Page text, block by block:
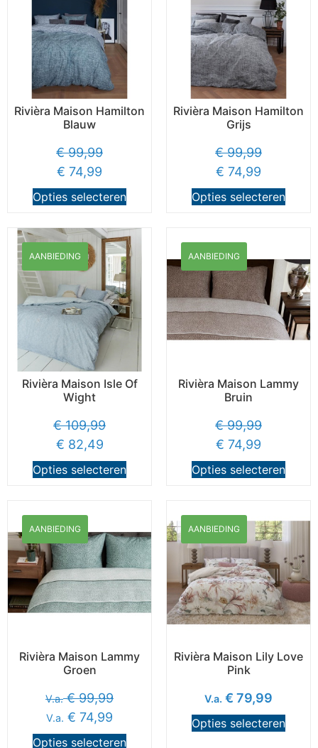
Rivièra Maison Hamilton
Blauw
€99,99
€ 74,99
Opties selecteren
Rivièra Maison Hamilton
Grijs
€99,99
€ 74,99
Opties selecteren
AANBIEDING
Rivièra Maison Isle Of
Wight
€109,99
€ 82,49
Opties selecteren
AANBIEDING
Rivièra Maison Lammy
Bruin
€99,99
€ 74,99
Opties selecteren
AANBIEDING
Rivièra Maison Lammy
Groen
V.a. €99,99
V.a. € 74,99
Opties selecteren
AANBIEDING
Rivièra Maison Lily Love
Pink
V.a. € 79,99
Opties selecteren